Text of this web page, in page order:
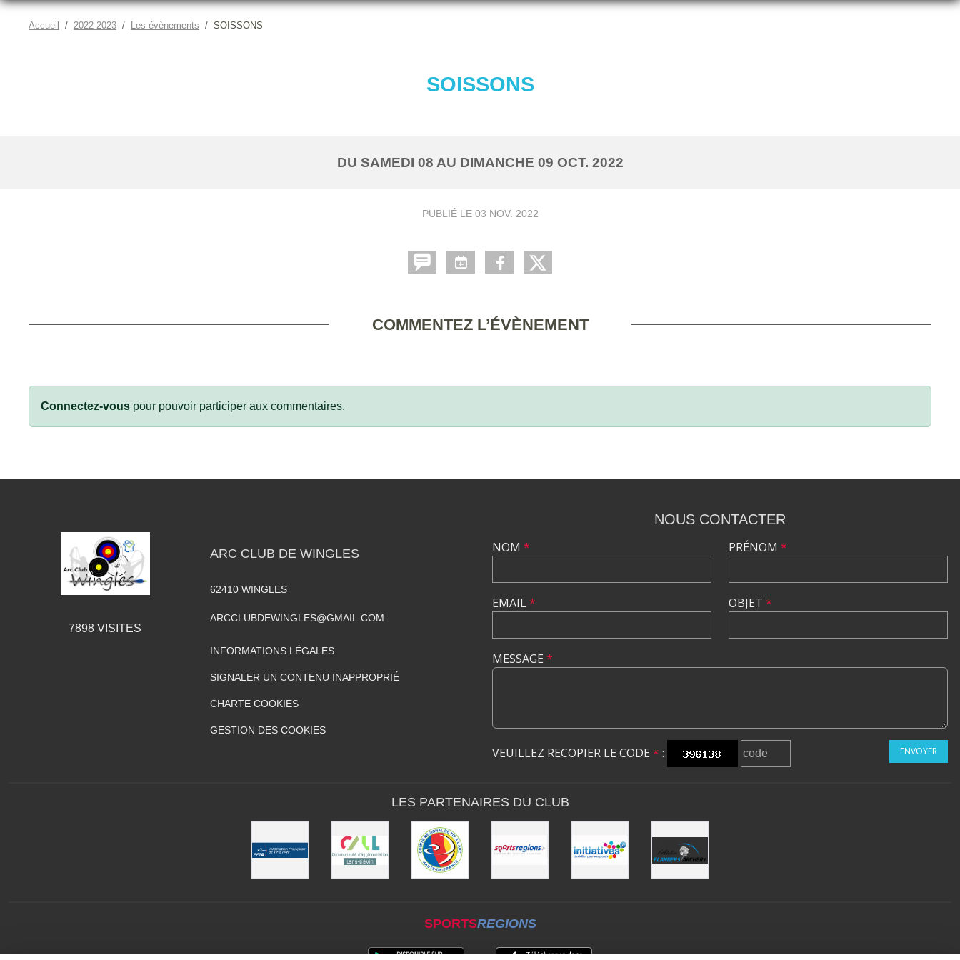
Accueil 2022-2023 Les évènements SOISSONS
SOISSONS
DU SAMEDI 08 AU DIMANCHE 09 OCT. 2022
PUBLIÉ LE 03 NOV. 2022
COMMENTEZ L’ÉVÈNEMENT
Connectez-vous pour pouvoir participer aux commentaires.
7898 VISITES
ARC CLUB DE WINGLES
62410 WINGLES
ARCCLUBDEWINGLES@GMAIL.COM
INFORMATIONS LÉGALES
SIGNALER UN CONTENU INAPPROPRIÉ
CHARTE COOKIES
GESTION DES COOKIES
NOUS CONTACTER
NOM *
EMAIL*
PRÉNOM *
OBJET *
MESSAGE *
VEUILLEZ RECOPIER LE CODE * : ENVOYER
LES PARTENAIRES DU CLUB
SPORTSREGIONS